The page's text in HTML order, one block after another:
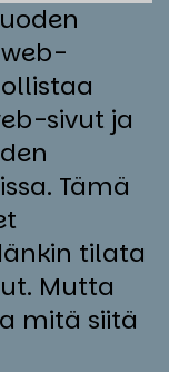
sivut ja
Tämä
tilata
Mutta
mitä siitä